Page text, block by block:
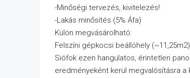
-Minőségi tervezés, kivitelezés!
-Lakás minősítés (5% Áfa)
Külön megvásárolható:
Felszíni gépkocsi beállóhely
Siófok ezen hangulatos, érintetlen
eredményeként kerül megvalósításra